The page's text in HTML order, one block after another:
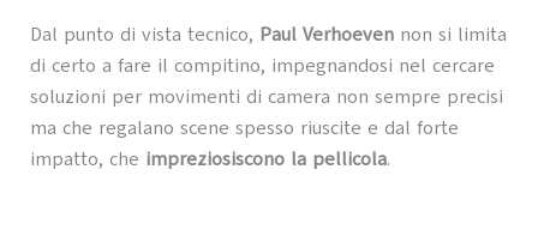
Dal punto di vista tecnico, Paul Verhoevennon si limita
di certo a fare il compitino, impegnandosi nel cercare
soluzioni per movimenti di camera non sempre precisi
ma che regalano scene spesso riuscite e dal forte
impatto, che impreziosiscono la pellicola.